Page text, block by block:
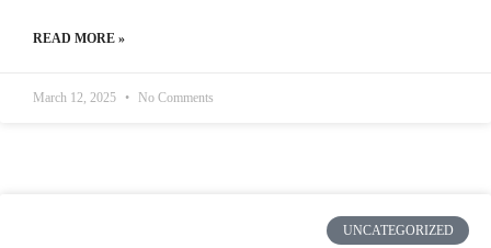
READ MORE »
March 12, 2025 No Comments
UNCATEGORIZED